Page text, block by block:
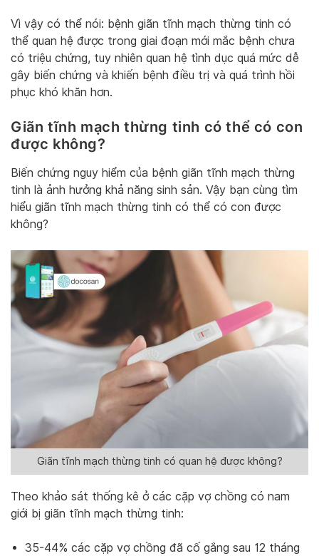
Vì vậy có thể nói: bệnh giãn tĩnh mạch thừng tinh có
thể quan hệ được trong giai đoạn mới mắc bệnh chưa
có triệu chứng, tuy nhiên quan hệ tình dục quá mức dễ
gây biến chứng và khiến bệnh điều trị và quá trình hồi
phục khó khăn hơn.
Giãn tĩnh mạch thừng tinh có thể có con
được không?
Biến chứng nguy hiểm của bệnh giãn tĩnh mạch thừng
tinh là ảnh hưởng khả năng sinh sản. Vậy bạn cùng tìm
hiểu giãn tĩnh mạch thừng tinh có thể có con được
không?
Giãn tĩnh mạch thừng tinh có quan hệ được không?
Theo khảo sát thống kê ở các cặp vợ chồng có nam
giới bị giãn tĩnh mạch thừng tinh:
35-44% các cặp vợ chồng đã cố gắng sau 12 tháng